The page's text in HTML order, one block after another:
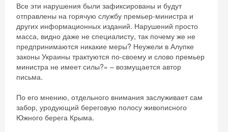
Все эти нарушения были зафиксированы и будут
отправлены на горячую службу премьер-министра и
других информационных изданий. Нарушений просто
масса, видно даже не специалисту, так почему же не
предпринимаются никакие меры? Неужели в Алупке
законы Украины трактуются по-своему и слово премьер
министра не имеет силы?» – возмущается автор
письма.
По его мнению, отдельного внимания заслуживает сам
забор, уродующий береговую полосу живописного
Южного берега Крыма.